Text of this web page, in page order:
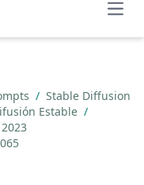
/ Stable Diffusion
Estable /